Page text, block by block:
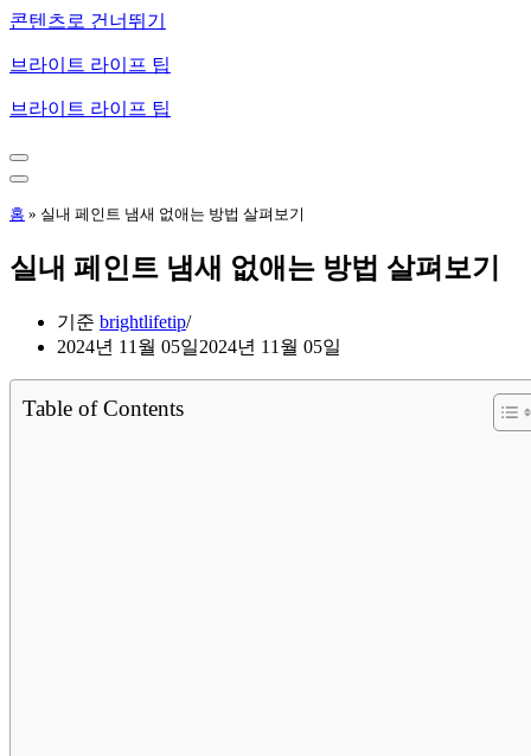
콘텐츠로 건너뛰기
브라이트 라이프 팁
브라이트 라이프 팁
내
비
게
션
메
내
비
이
션
홈 » 실내 페인트 냄새 없애는 방법 살펴보기
실내 페인트 냄새 없애는 방법 살펴보기
기준 brightlifetip
2024년 11월 05일2024년 11월 05일
Table of Contents